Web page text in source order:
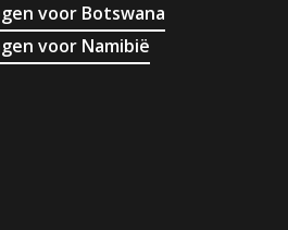
voor Botswana
voor Namibië